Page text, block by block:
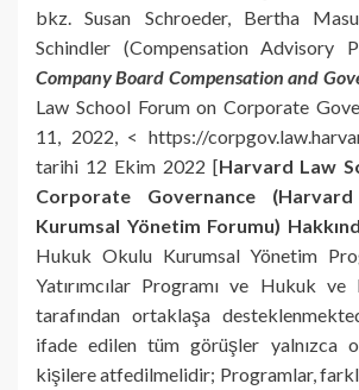
bkz. Susan Schroeder, Bertha
Schindler (Compensation Advisory
Company Board Compensation and
Law School Forum on Corporate
11, 2022, < https://
tarihi 12 Ekim 2022 [Harvard Law
Corporate Governance
Kurumsal Yönetim Forumu)
Hukuk Okulu Kurumsal Yönetim
Yatırımcılar Programı ve Hukuk ve
tarafından ortaklaşa
ifade edilen tüm görüşler yalnızca
kişilere atfedilmelidir; Programlar,